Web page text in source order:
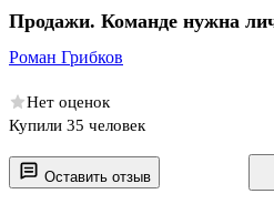
Оставить отзыв
Продажи. Команде нужна
Роман Грибков
Нет оценок
Купили 35 человек